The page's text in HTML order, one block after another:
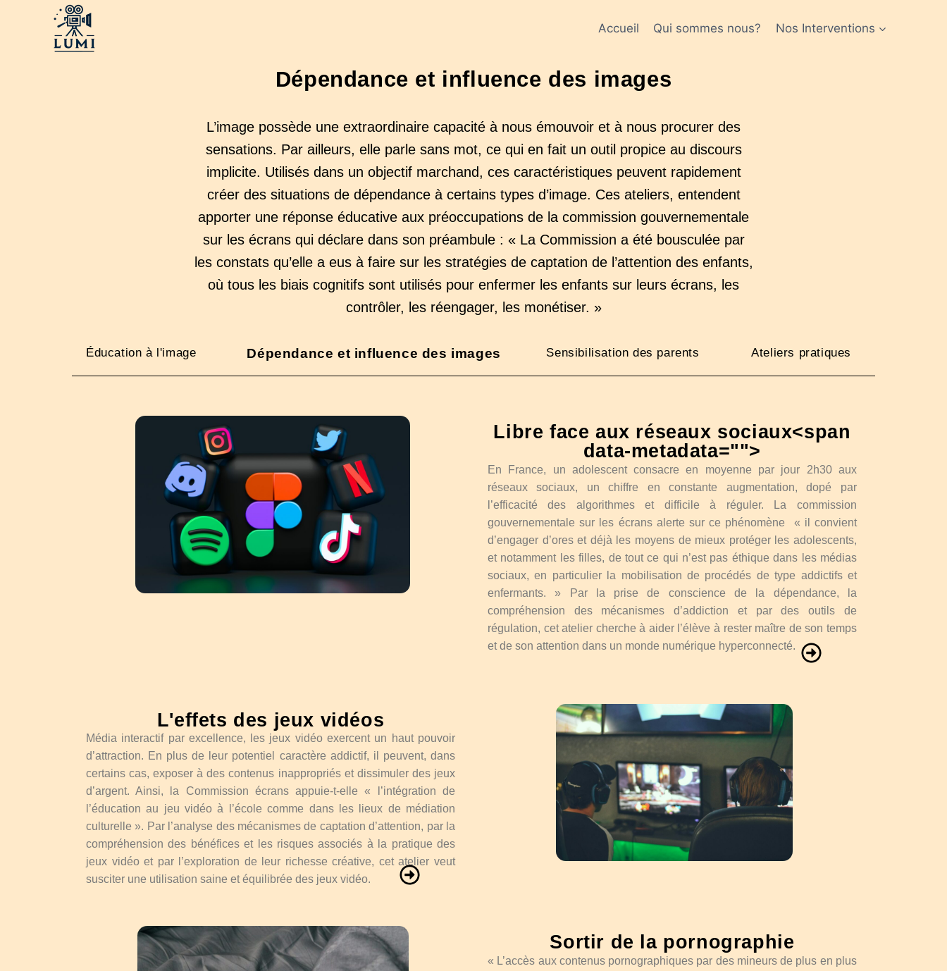
Accueil Qui sommes nous? Nos Interventions
Dépendance et influence des images
L’image possède une extraordinaire capacité à nous émouvoir et à nous procurer des
sensations. Par ailleurs, elle parle sans mot, ce qui en fait un outil propice au discours
implicite. Utilisés dans un objectif marchand, ces caractéristiques peuvent rapidement
créer des situations de dépendance à certains types d’image. Ces ateliers, entendent
apporter une réponse éducative aux préoccupations de la commission gouvernementale
sur les écrans qui déclare dans son préambule : « La Commission a été bousculée par
les constats qu’elle a eus à faire sur les stratégies de captation de l’attention des enfants,
où tous les biais cognitifs sont utilisés pour enfermer les enfants sur leurs écrans, les
contrôler, les réengager, les monétiser. »
Éducation à l'image Dépendance et influence des images Sensibilisation des parents Ateliers pratiques
Libre face aux réseaux sociaux<span
data-metadata="">
En France, un adolescent consacre en moyenne par jour 2h30 aux
réseaux sociaux, un chiffre en constante augmentation, dopé par
l’efficacité des algorithmes et difficile à réguler. La commission
gouvernementale sur les écrans alerte sur ce phénomène « il convient
d’engager d’ores et déjà les moyens de mieux protéger les adolescents,
et notamment les filles, de tout ce qui n’est pas éthique dans les médias
sociaux, en particulier la mobilisation de procédés de type addictifs et
enfermants. » Par la prise de conscience de la dépendance, la
compréhension des mécanismes d’addiction et par des outils de
régulation, cet atelier cherche à aider l’élève à rester maître de son temps
et de son attention dans un monde numérique hyperconnecté.
L'effets des jeux vidéos
Média interactif par excellence, les jeux vidéo exercent un haut pouvoir
d’attraction. En plus de leur potentiel caractère addictif, il peuvent, dans
certains cas, exposer à des contenus inappropriés et dissimuler des jeux
d’argent. Ainsi, la Commission écrans appuie-t-elle « l’intégration de
l’éducation au jeu vidéo à l’école comme dans les lieux de médiation
culturelle ». Par l’analyse des mécanismes de captation d’attention, par la
compréhension des bénéfices et les risques associés à la pratique des
jeux vidéo et par l’exploration de leur richesse créative, cet atelier veut
susciter une utilisation saine et équilibrée des jeux vidéo.
Sortir de la pornographie
« L’accès aux contenus pornographiques par des mineurs de plus en plus